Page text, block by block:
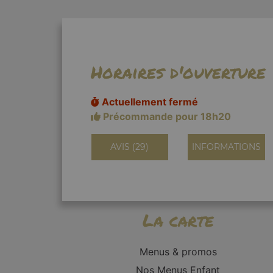
Horaires d'ouverture
Actuellement fermé
Précommande pour 18h20
AVIS (29) INFORMATIONS
La carte
Menus & promos
Nos Menus Enfant